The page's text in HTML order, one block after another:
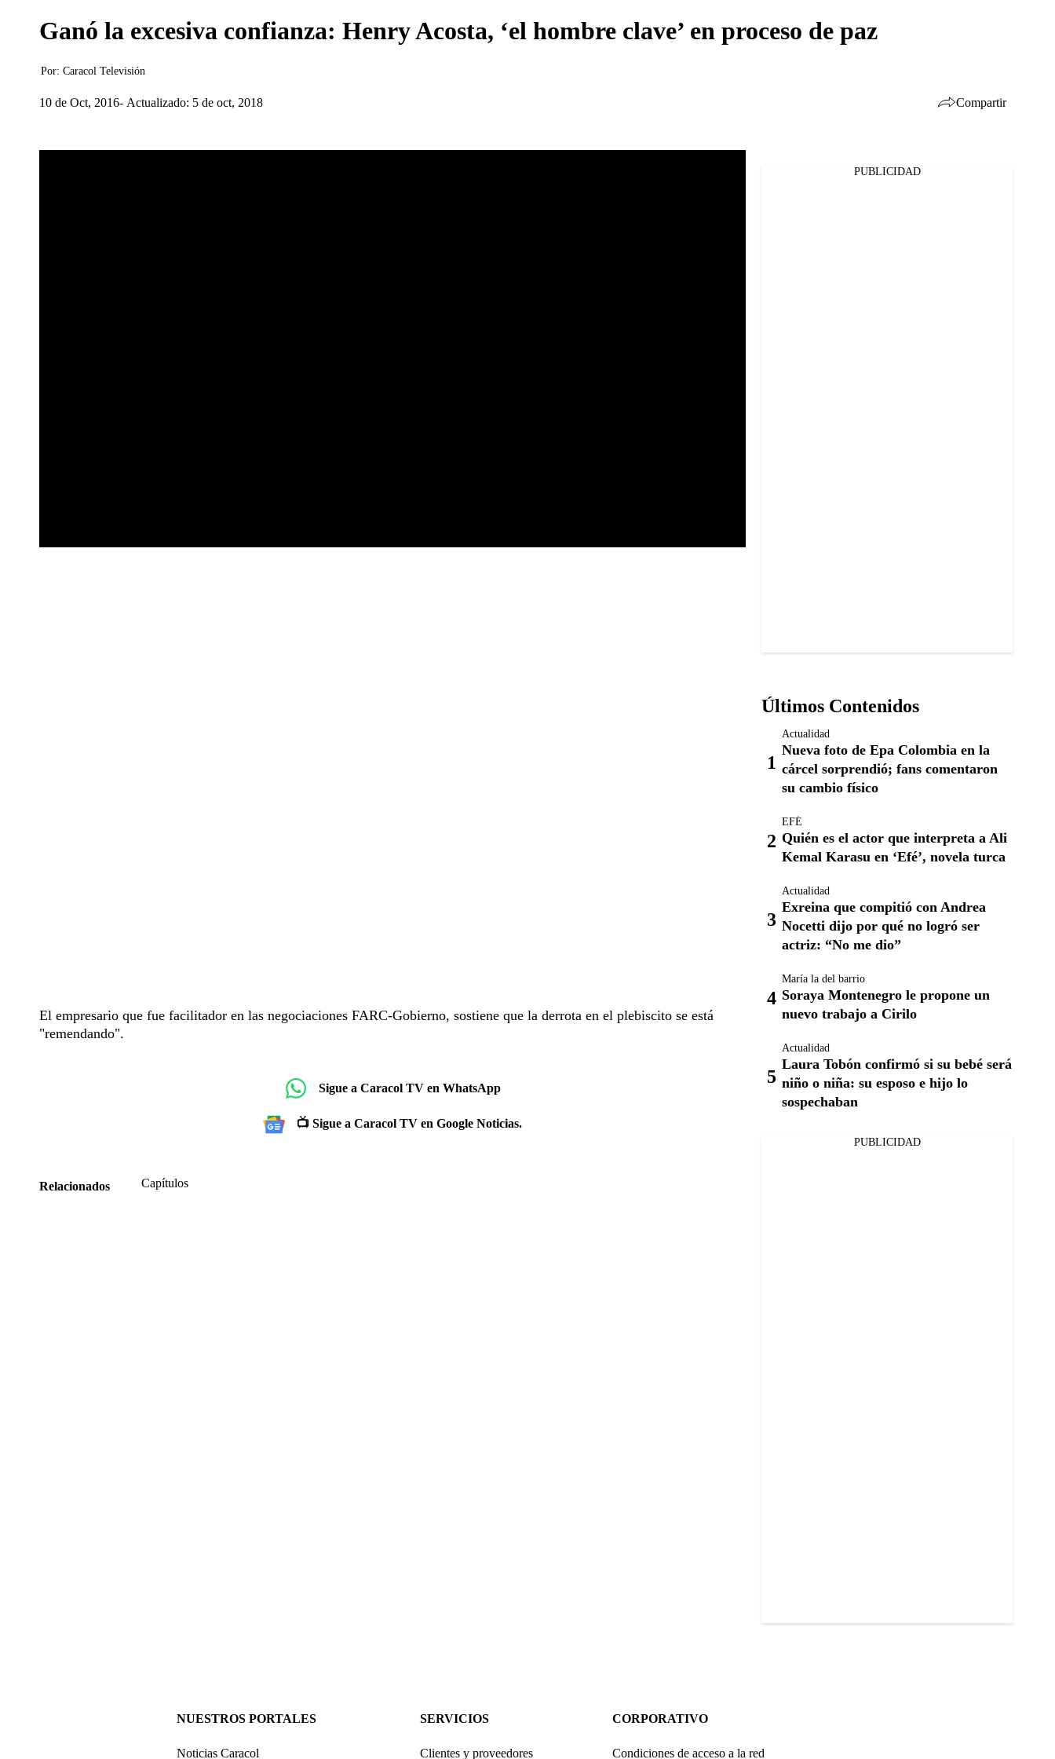
Ganó la excesiva confianza: Henry Acosta, ‘el hombre clave’ en proceso de paz
Por: Caracol Televisión
10 de Oct, 2016 Actualizado: 5 de oct, 2018 Compartir
El empresario que fue facilitador en las negociaciones FARC-Gobierno, sostiene que la derrota en el plebiscito se está
"remendando".
Sigue a Caracol TV en WhatsApp
📺 Sigue a Caracol TV en Google Noticias.
Relacionados Capítulos
PUBLICIDAD
Últimos Contenidos
Actualidad
Nueva foto de Epa Colombia en la
cárcel sorprendió; fans comentaron
su cambio físico
EFÉ
Quién es el actor que interpreta a Ali
Kemal Karasu en ‘Efé’, novela turca
Actualidad
Exreina que compitió con Andrea
Nocetti dijo por qué no logró ser
actriz: “No me dio”
María la del barrio
Soraya Montenegro le propone un
nuevo trabajo a Cirilo
Actualidad
Laura Tobón confirmó si su bebé será
niño o niña: su esposo e hijo lo
sospechaban
PUBLICIDAD
NUESTROS PORTALES
Noticias Caracol
SERVICIOS
Clientes y proveedores
CORPORATIVO
Condiciones de acceso a la red